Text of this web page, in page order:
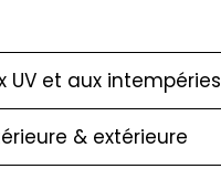
UV et aux intempéries
& extérieure